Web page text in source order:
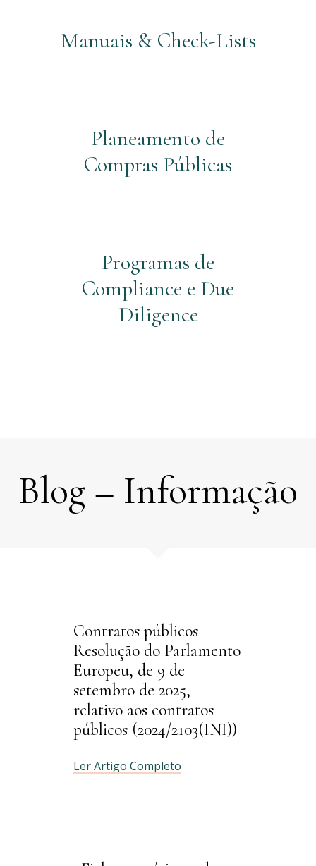
Manuais & Check-Lists
Planeamento de
Compras Públicas
Programas de
Compliance e Due
Diligence
Blog – Informação
Contratos públicos –
Resolução do Parlamento
Europeu, de 9 de
setembro de 2025,
relativo aos contratos
públicos (2024/2103(INI))
Ler Artigo Completo